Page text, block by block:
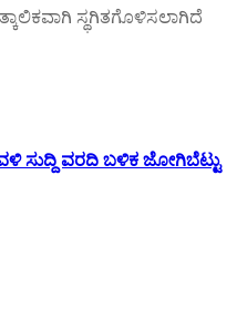
ಸ್ಥಗಿತಗೊಳಿಸಲಾಗಿದೆ
ಸುದ್ದಿ ವರದಿ ಬಳಿಕ ಜೋಗಿಬೆಟ್ಟು